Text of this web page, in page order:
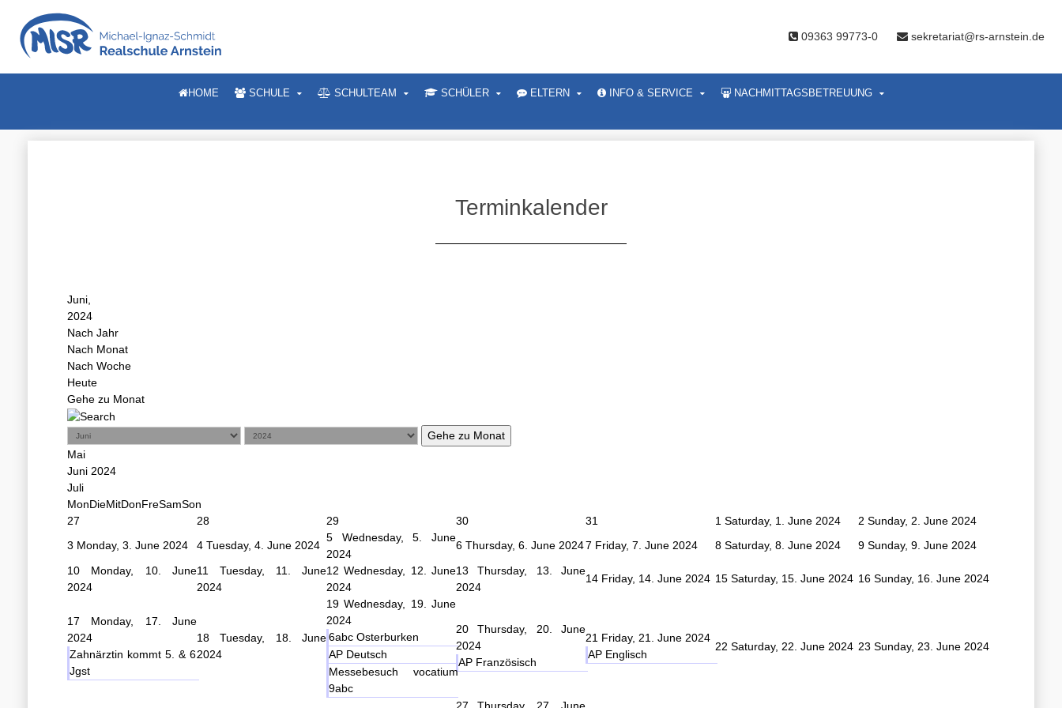
09363 99773-0 sekretariat@rs-arnstein.de
HOME SCHULE SCHULTEAM SCHÜLER ELTERN INFO & SERVICE NACHMITTAGSBETREUUNG
Terminkalender
Juni,
2024
Nach Jahr
Nach Monat
Nach Woche
Heute
Gehe zu Monat
Gehe zu Monat
Mai
Juni 2024
Juli
MonDieMitDonFreSamSon
27
28 29 30 31 1 Saturday, 1. June 2024 2 Sunday, 2. June 2024
3 Monday, 3. June 2024 4 Tuesday, 4. June 2024
5
Wednesday, 5. June
2024
6 Thursday, 6. June 20247 Friday, 7. June 2024 8 Saturday, 8. June 2024 9 Sunday, 9. June 2024
10
Monday, 10. June
2024
11
Tuesday, 11. June
2024
12 Wednesday, 12. June
2024
13
Thursday, 13. June
2024
14 Friday, 14. June 2024 15 Saturday, 15. June 2024 16 Sunday, 16. June 2024
17
Monday, 17. June
2024
Zahnärztin kommt 5. & 6.
Jgst
18
Tuesday, 18. June
2024
19 Wednesday, 19. June
2024
6abc Osterburken
AP Deutsch
Messebesuch vocatium
9abc
20
Thursday, 20. June
2024
AP Französisch
21 Friday, 21. June 2024
AP Englisch
22 Saturday, 22. June 2024 23 Sunday, 23. June 2024
27 Thursday, 27. June